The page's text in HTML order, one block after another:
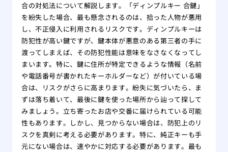
合の対処法について解説します。「ディンプルキー 合鍵」
を紛失した場合、最も懸念されるのは、拾った人物が悪用
し、不正侵入に利用されるリスクです。ディンプルキーは
防犯性が高い鍵ですが、鍵本体が悪意のある第三者の手に
渡ってしまえば、その防犯性能は意味をなさなくなってし
まいます。特に、鍵に住所が特定できるような情報（名前
や電話番号が書かれたキーホルダーなど）が付いている場
合は、リスクがさらに高まります。紛失に気づいたら、ま
ずは落ち着いて、最後に鍵を使った場所から辿って探して
みましょう。立ち寄ったお店や交番に届けられている可能
性もあります。しかし、見つからない場合は、防犯上のリ
スクを真剣に考える必要があります。特に、純正キーも手
元にない場合は、速やかに対応する必要があります。最も